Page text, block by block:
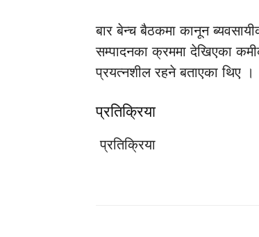
बार बेन्च बैठकमा कानून
सम्पादनका क्रममा देखिएका
प्रयत्नशील रहने बताएका थिए ।
प्रतिक्रिया
प्रतिक्रिया